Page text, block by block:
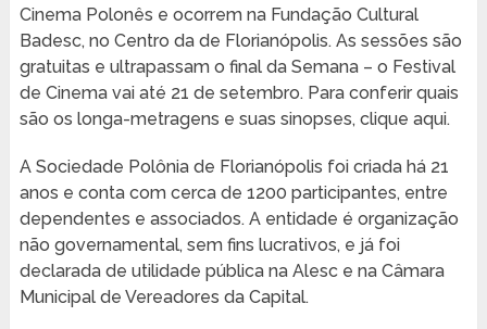
Cinema Polonês e ocorrem na Fundação Cultural
Badesc, no Centro da de Florianópolis. As sessões são
gratuitas e ultrapassam o final da Semana – o Festival
de Cinema vai até 21 de setembro. Para conferir quais
são os longa-metragens e suas sinopses, clique aqui.
A Sociedade Polônia de Florianópolis foi criada há 21
anos e conta com cerca de 1200 participantes, entre
dependentes e associados. A entidade é organização
não governamental, sem fins lucrativos, e já foi
declarada de utilidade pública na Alesc e na Câmara
Municipal de Vereadores da Capital.